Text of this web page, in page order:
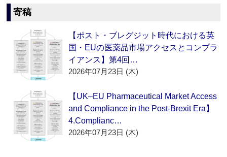
寄稿
【ポスト・ブレグジット時代における英
国・EUの医薬品市場アクセスとコンプラ
イアンス】第4回…
2026年07月23日 (木)
【UK–EU Pharmaceutical Market Access
and Compliance in the Post-Brexit Era】
4.Complianc…
2026年07月23日 (木)